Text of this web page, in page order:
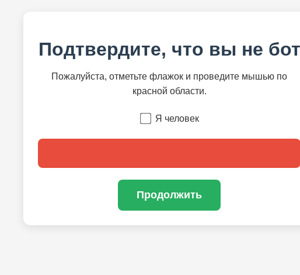
Подтвердите, что вы не бот
Пожалуйста, отметьте флажок и проведите мышью по
красной области.
Я человек
Продолжить